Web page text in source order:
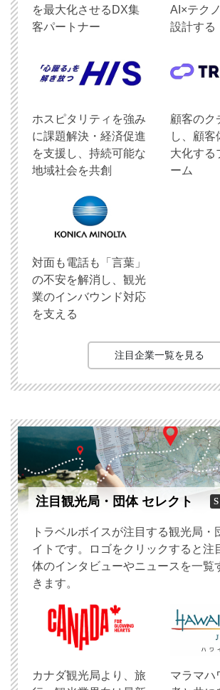
を最大化させるDX集
客パートナー
AI×テク
設計する
ホスピタリティを強み
に課題解決・経済促進
を支援し、持続可能な
地域社会を共創
顧客のク
し、顧客
大化する
ーム
対面も電話も「言葉」
の不安を解消し、観光
業のインバウンド対応
を支える
注目企業一覧を見る
注目観光局・団体 セレクト
トラベルボイスが注目する観光局・
イトです。ロゴをクリックすると注
体のインタビューやニュースを一覧
きます。
​カナダ観光局より、旅
マラマハ